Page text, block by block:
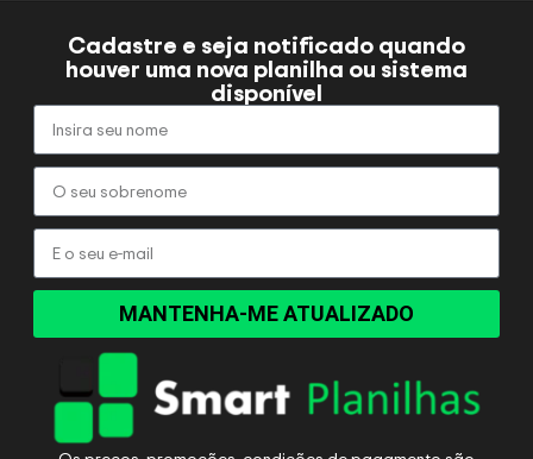
Cadastre e seja notificado quando
houver uma nova planilha ou sistema
disponível
MANTENHA-ME ATUALIZADO